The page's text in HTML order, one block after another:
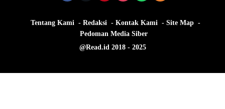
Tentang Kami Redaksi Kontak Kami
Site Map
Pedoman Media Siber
@Read.id 2018 - 2025